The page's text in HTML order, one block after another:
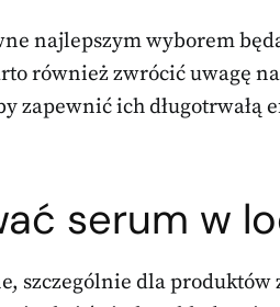
najlepszym wyborem
również zwrócić uwagę
zapewnić ich długotrwałą
serum w
szczególnie dla produktów